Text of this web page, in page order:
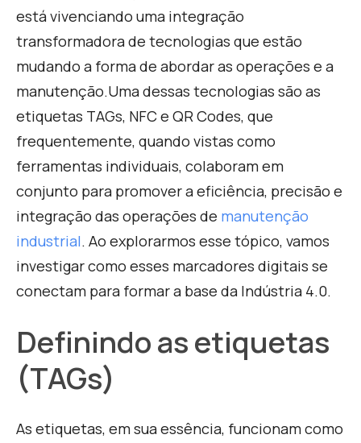
está vivenciando uma integração
transformadora de tecnologias que estão
mudando a forma de abordar as operações e a
manutenção.Uma dessas tecnologias são as
etiquetas TAGs, NFC e QR Codes, que
frequentemente, quando vistas como
ferramentas individuais, colaboram em
conjunto para promover a eficiência, precisão e
integração das operações de manutenção
industrial. Ao explorarmos esse tópico, vamos
investigar como esses marcadores digitais se
conectam para formar a base da Indústria 4.0.
Definindo as etiquetas
(TAGs)
As etiquetas, em sua essência, funcionam como